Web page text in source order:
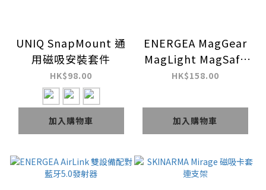
UNIQ SnapMount 通
用磁吸安裝套件
HK$98.00
加入購物車
ENERGEA MagGear
MagLight MagSafe
磁吸 LED 補光燈
HK$158.00
加入購物車